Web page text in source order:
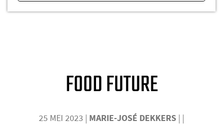
FOOD FUTURE
25 MEI 2023 | MARIE-JOSÉ DEKKERS | |